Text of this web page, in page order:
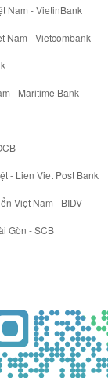
Nam - VietinBank
Nam - Vietcombank
- Maritime Bank
- Lien Viet Post Bank
Việt Nam - BIDV
Gòn - SCB